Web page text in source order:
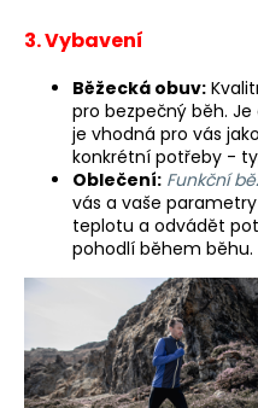
3. Vybavení
Běžecká obuv:
pro bezpečný běh.
je vhodná pro vás
konkrétní potřeby -
Oblečení: Funkční
vás a vaše
teplotu a odvádět
pohodlí během běhu.
200